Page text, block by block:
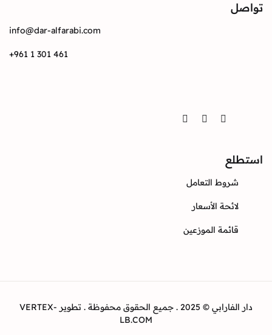
تواصل
info@dar-alfarabi.com
+961 1 301 461
Facebook
Instagram
Twitter
استطلع
شروط التعامل
لائحة الأسعار
قائمة الموزعين
دار الفارابي © 2025 . جميع الحقوق محفوظة . تطوير VERTEX-
LB.COM